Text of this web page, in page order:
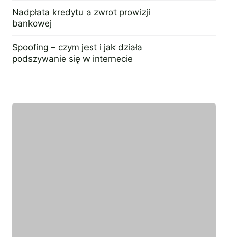
Nadpłata kredytu a zwrot prowizji
bankowej
Spoofing – czym jest i jak działa
podszywanie się w internecie